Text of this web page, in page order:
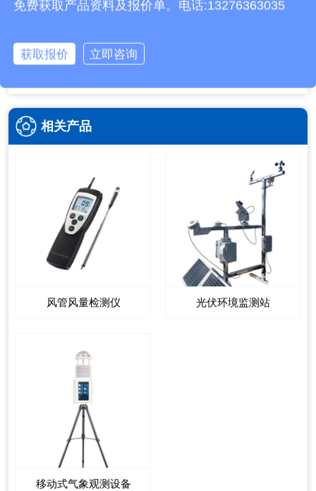
本文地址：http://www.dqhjz.com/trade/470.html
上一篇：2026隧道气体检测仪厂家实力排行榜TOP5
相关产品
风管风量检测仪 光伏环境监测站
移动式气象观测设备
免费获取产品资料及报价单。电话:13276363035
获取报价 立即咨询